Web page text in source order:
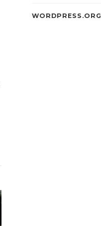
WORDPRESS.ORG